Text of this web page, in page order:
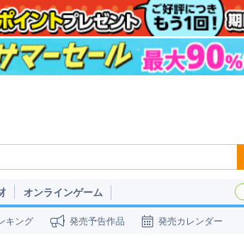
オンラインゲーム
キング 発売予告作品 発売カレンダー